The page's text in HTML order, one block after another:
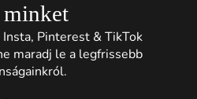
minket
Insta, Pinterest & TikTok
maradj le a legfrissebb